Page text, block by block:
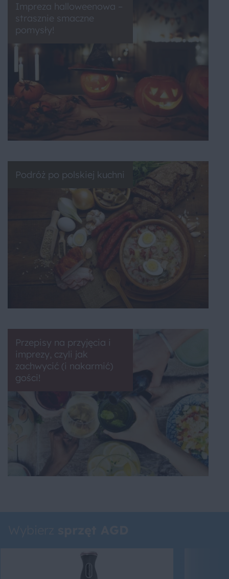
Impreza halloweenowa –
strasznie smaczne
pomysły!
Podróż po polskiej kuchni
Przepisy na przyjęcia i
imprezy, czyli jak
zachwycić (i nakarmić)
gości!